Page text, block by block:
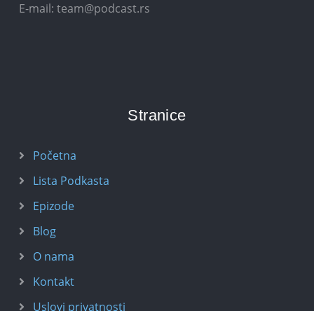
E-mail: team@podcast.rs
Stranice
Početna
Lista Podkasta
Epizode
Blog
O nama
Kontakt
Uslovi privatnosti